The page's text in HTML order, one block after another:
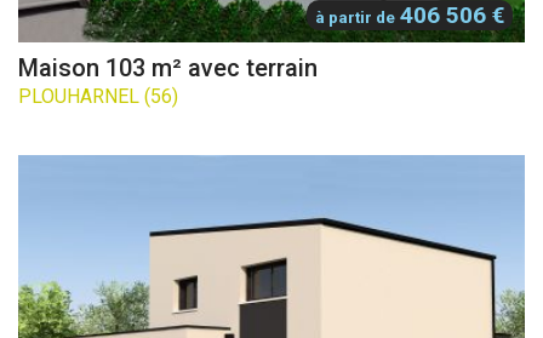
à partir de 406 506 €
Maison 103 m² avec terrain
PLOUHARNEL (56)